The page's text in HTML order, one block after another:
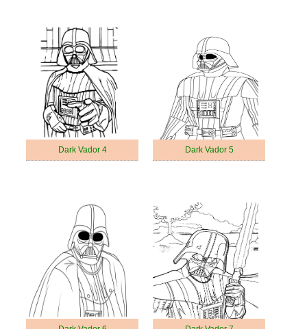
Dark Vador 4 Dark Vador 5